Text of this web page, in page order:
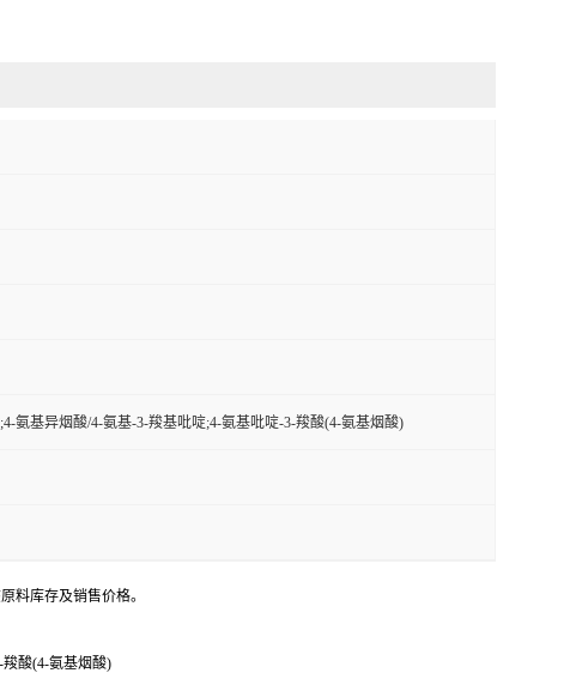
氨基异烟酸/4-氨基-3-羧基吡啶;4-氨基吡啶-3-羧酸(4-氨基烟酸)
料库存及销售价格。
酸(4-氨基烟酸)